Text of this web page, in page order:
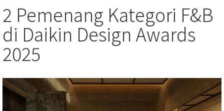
2 Pemenang Kategori F&B
di Daikin Design Awards
2025